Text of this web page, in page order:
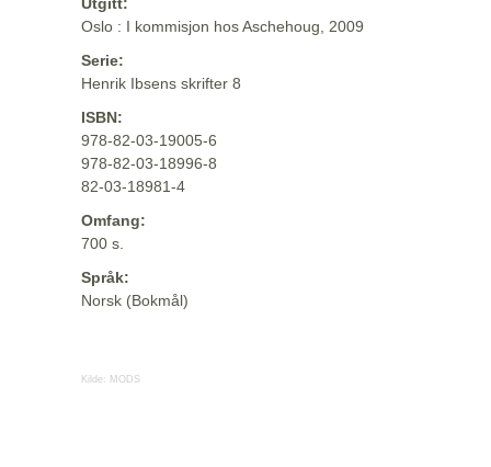
Oslo : I kommisjon hos Aschehoug, 2009
Serie:
Henrik Ibsens skrifter 8
ISBN:
978-82-03-19005-6
978-82-03-18996-8
82-03-18981-4
Omfang:
700 s.
Språk:
Norsk (Bokmål)
Kilde: MODS